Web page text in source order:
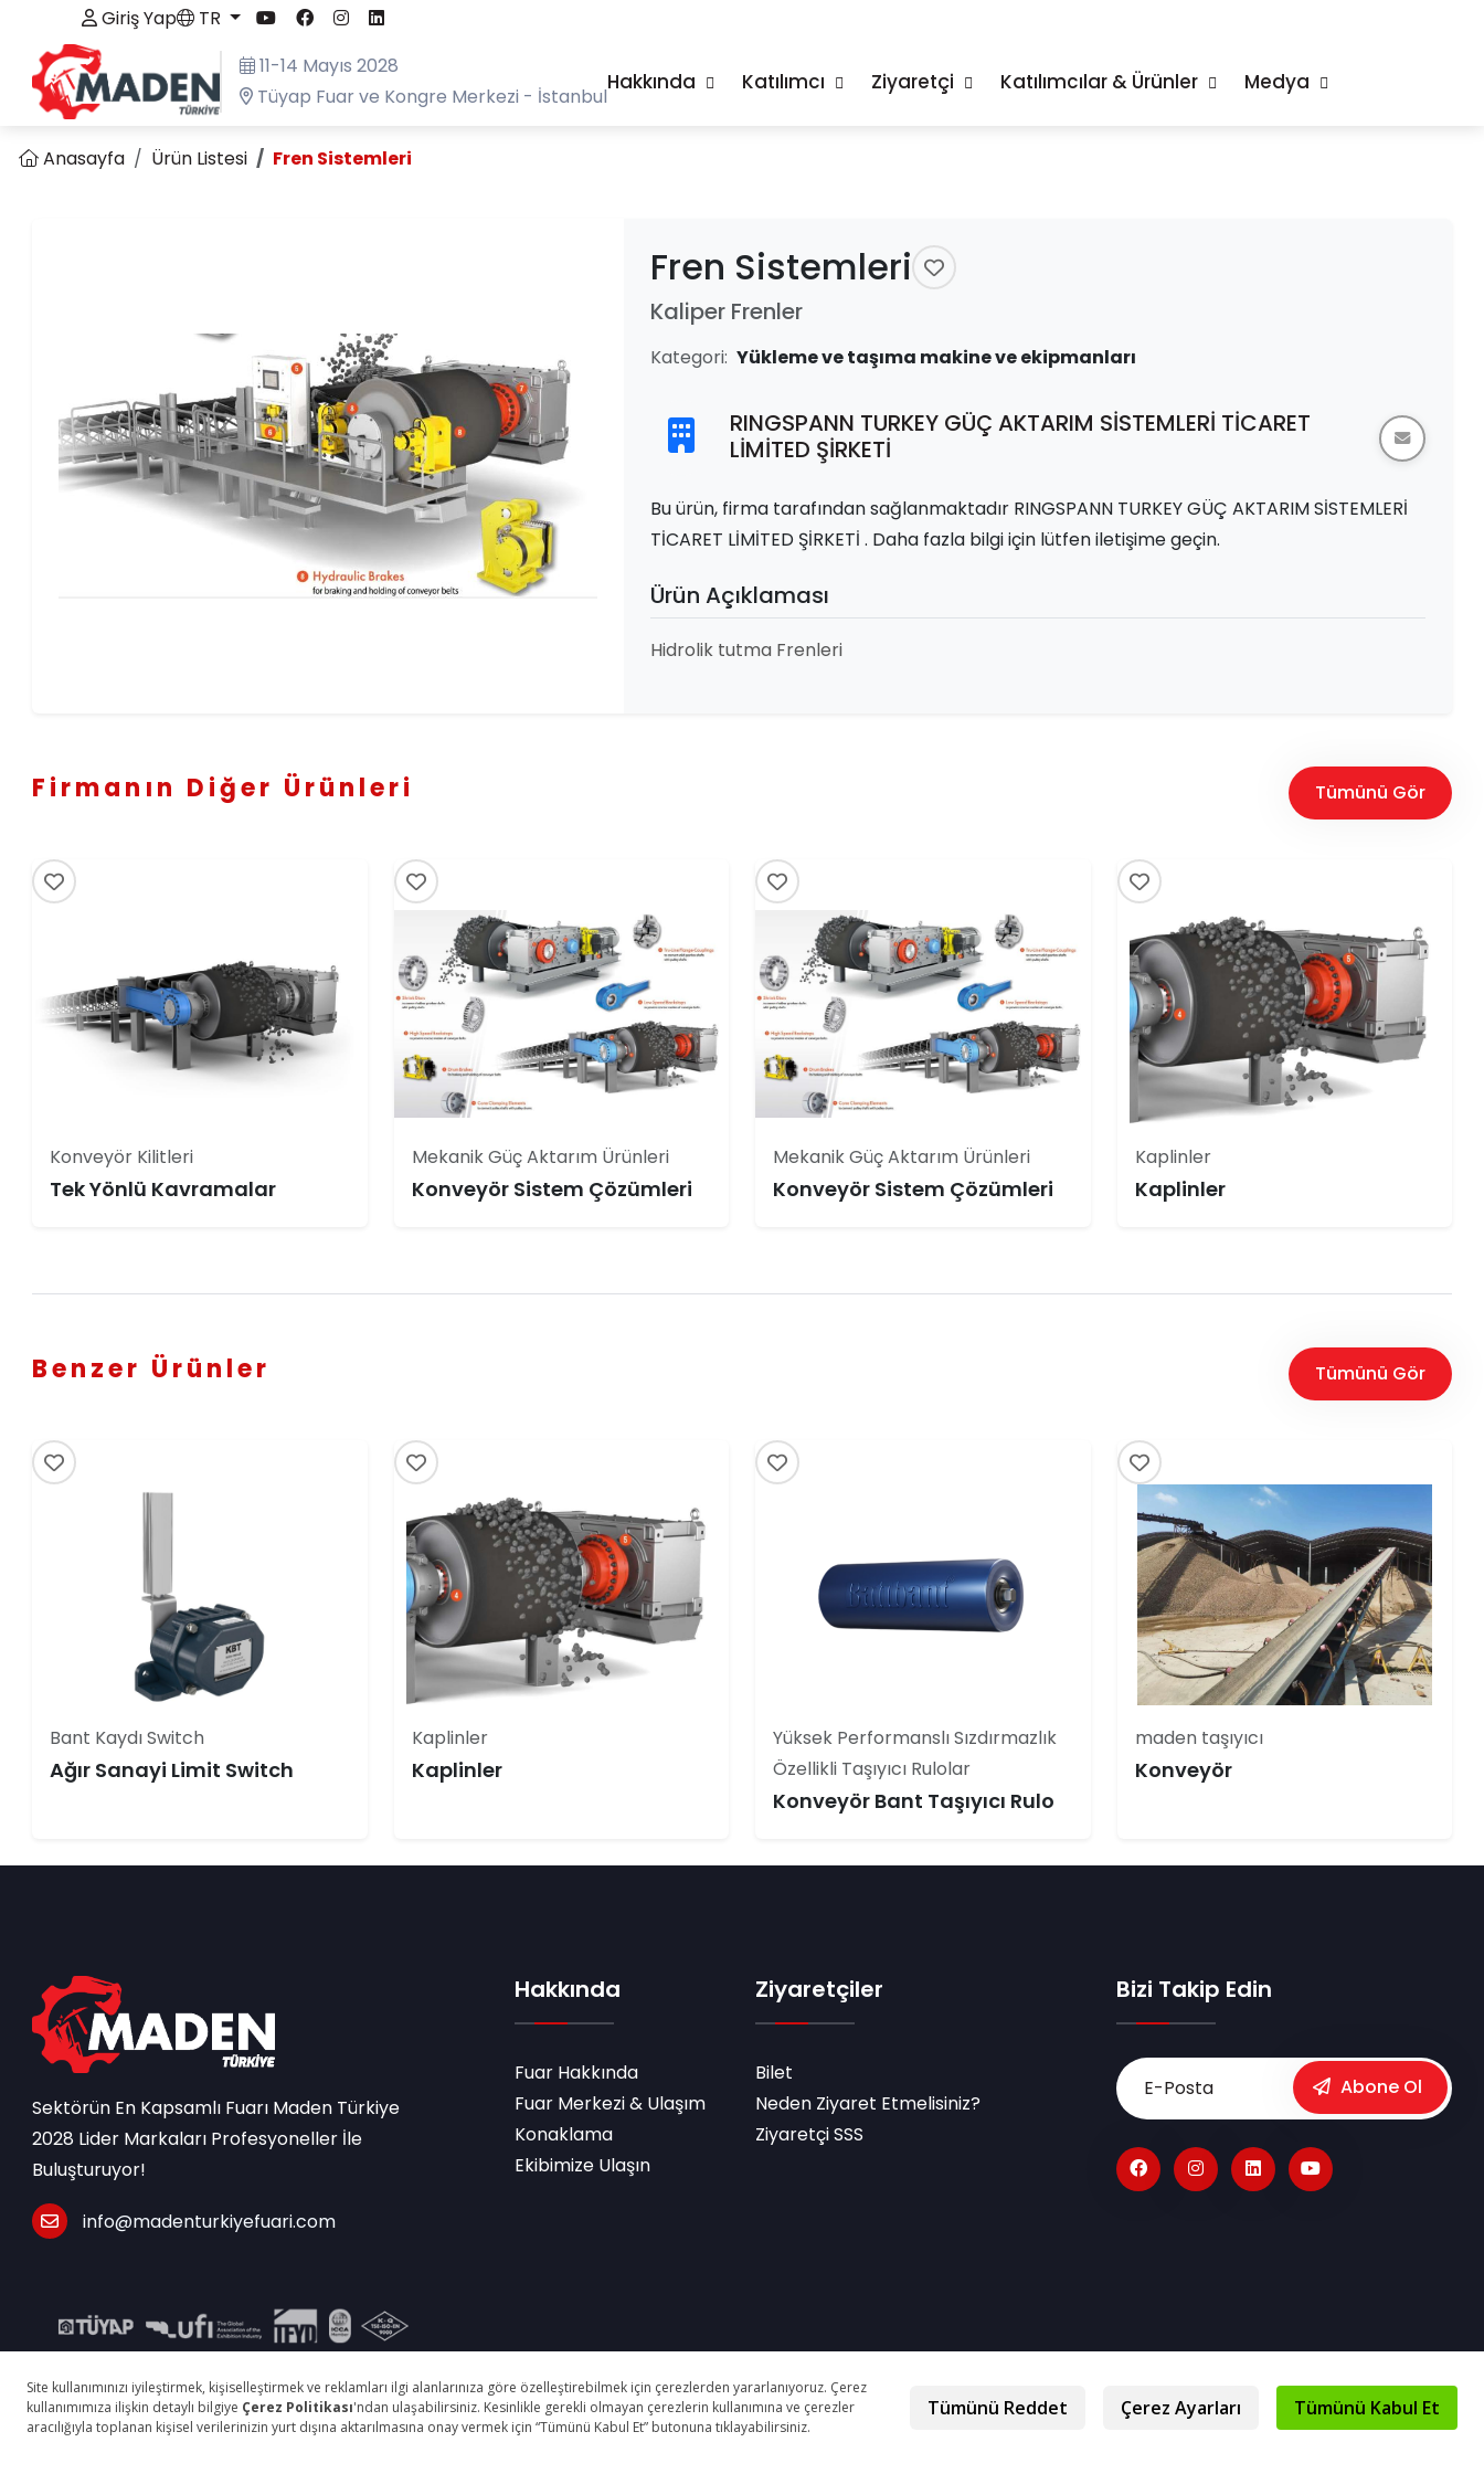
Giriş Yap
TR
11-14 Mayıs 2028
Tüyap Fuar ve Kongre Merkezi - İstanbul
Hakkında Katılımcı Ziyaretçi Katılımcılar & Ürünler Medya
Anasayfa Ürün Listesi Fren Sistemleri
Fren Sistemleri
Kaliper Frenler
Kategori: Yükleme ve taşıma makine ve ekipmanları
RINGSPANN TURKEY GÜÇ AKTARIM SİSTEMLERİ TİCARET
LİMİTED ŞİRKETİ
Bu ürün, firma tarafından sağlanmaktadır RINGSPANN TURKEY GÜÇ AKTARIM SİSTEMLERİ
TİCARET LİMİTED ŞİRKETİ . Daha fazla bilgi için lütfen iletişime geçin.
Ürün Açıklaması
Hidrolik tutma Frenleri
Firmanın Diğer Ürünleri Tümünü Gör
Konveyör Kilitleri
Tek Yönlü Kavramalar
Mekanik Güç Aktarım Ürünleri
Konveyör Sistem Çözümleri
Mekanik Güç Aktarım Ürünleri
Konveyör Sistem Çözümleri
Kaplinler
Kaplinler
Benzer Ürünler Tümünü Gör
Bant Kaydı Switch
Ağır Sanayi Limit Switch
Kaplinler
Kaplinler
Yüksek Performanslı Sızdırmazlık
Özellikli Taşıyıcı Rulolar
Konveyör Bant Taşıyıcı Rulo
maden taşıyıcı
Konveyör
Sektörün En Kapsamlı Fuarı Maden Türkiye
2028 Lider Markaları Profesyoneller İle
Buluşturuyor!
info@madenturkiyefuari.com
Hakkında
Fuar Hakkında
Fuar Merkezi & Ulaşım
Konaklama
Ekibimize Ulaşın
Ziyaretçiler
Bilet
Neden Ziyaret Etmelisiniz?
Ziyaretçi SSS
Bizi Takip Edin
Abone Ol